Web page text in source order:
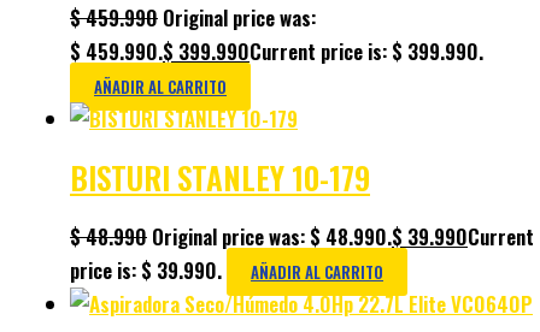
$459.990 Original price was:
$ 459.990.$ 399.990Current price is: $ 399.990.
AÑADIR AL CARRITO
BISTURI STANLEY 10-179
$48.990 Original price was: $ 48.990.$ 39.990Current
price is: $ 39.990.
AÑADIR AL CARRITO